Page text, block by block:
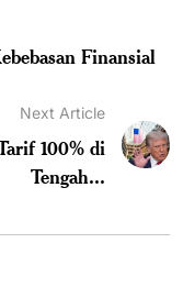
Finansial
Next Article
100% di
Tengah...